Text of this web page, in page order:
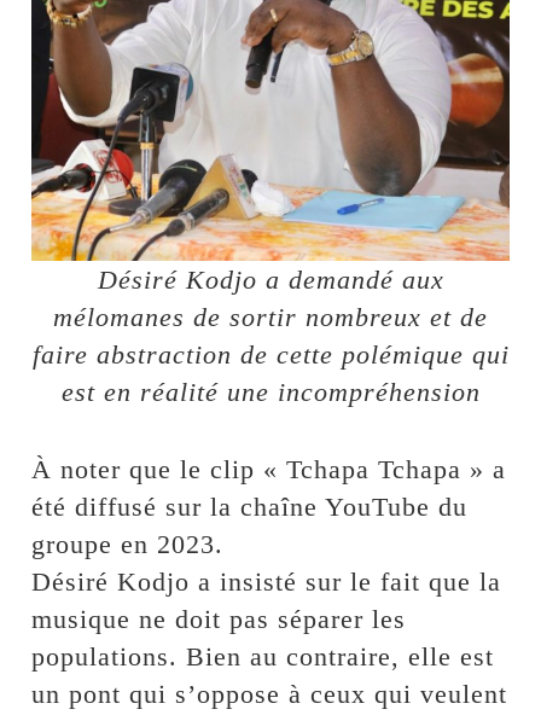
Désiré Kodjo a demandé aux
mélomanes de sortir nombreux et de
faire abstraction de cette polémique qui
est en réalité une incompréhension
À noter que le clip « Tchapa Tchapa » a
été diffusé sur la chaîne YouTube du
groupe en 2023.
Désiré Kodjo a insisté sur le fait que la
musique ne doit pas séparer les
populations. Bien au contraire, elle est
un pont qui s’oppose à ceux qui veulent